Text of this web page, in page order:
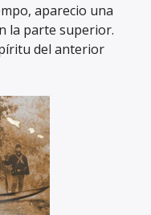
aparecio una
la parte superior.
del anterior